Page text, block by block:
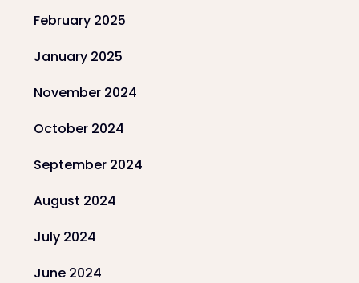
February 2025
January 2025
November 2024
October 2024
September 2024
August 2024
July 2024
June 2024